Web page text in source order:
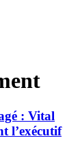
: Vital
l’exécutif